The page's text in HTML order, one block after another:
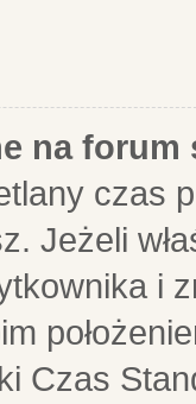
na forum
czas
Jeżeli
i
Czas